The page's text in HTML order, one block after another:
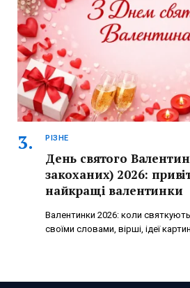
РІЗНЕ
День святого
закоханих) 2026:
найкращі валентинки
Валентинки 2026: коли
своїми словами, вірші, ідеї